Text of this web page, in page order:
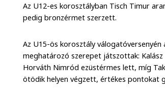
Az U12-es korosztályban Tisch Timur
pedig bronzérmet szerzett.
Az U15-ös korosztály
meghatározó szerepet játszottak:
Horváth Nimród ezüstérmes lett, míg
ötödik helyen végzett, értékes pontokat